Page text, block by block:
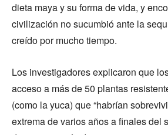
dieta maya y su forma de vida, y
civilización no sucumbió ante la
creído por mucho tiempo.
Los investigadores explicaron que
acceso a más de 50 plantas
(como la yuca) que “habrían
extrema de varios años a finales del